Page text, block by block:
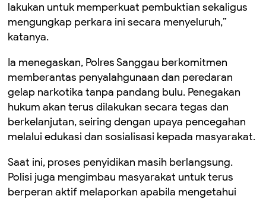
lakukan untuk memperkuat pembuktian sekaligus
mengungkap perkara ini secara menyeluruh,”
katanya.
Ia menegaskan, Polres Sanggau berkomitmen
memberantas penyalahgunaan dan peredaran
gelap narkotika tanpa pandang bulu. Penegakan
hukum akan terus dilakukan secara tegas dan
berkelanjutan, seiring dengan upaya pencegahan
melalui edukasi dan sosialisasi kepada masyarakat.
Saat ini, proses penyidikan masih berlangsung.
Polisi juga mengimbau masyarakat untuk terus
berperan aktif melaporkan apabila mengetahui